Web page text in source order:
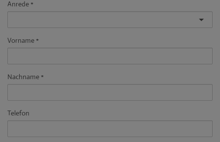
Anrede
Vorname
Nachname
Telefon